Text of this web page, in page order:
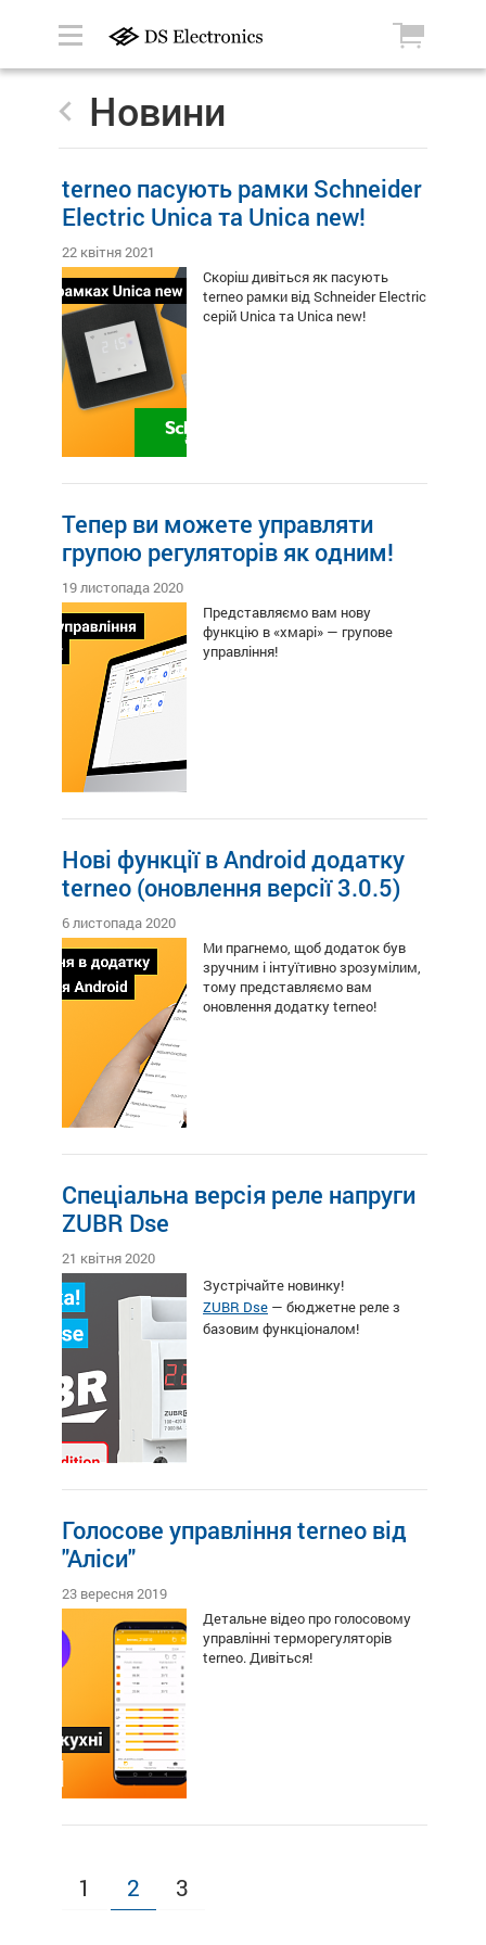
Новини
terneo пасують рамки Schneider
Electric Unica та Unica new!
22 квітня 2021
Скоріш дивіться як пасують
terneo рамки від Schneider Electric
сeрій Unica та Unica new!
Тепер ви можете управляти
групою регуляторів як одним!
19 листопада 2020
Представляємо вам нову
функцію в «хмарі» — групове
управління!
Нові функції в Android додатку
terneo (оновлення версії 3.0.5)
6 листопада 2020
Ми прагнемо, щоб додаток був
зручним і інтуїтивно зрозумілим,
тому представляємо вам
оновлення додатку terneo!
Спеціальна версія реле напруги
ZUBR Dse
21 квітня 2020
Зустрічайте новинку!
ZUBR Dse — бюджетне реле з
базовим функціоналом!
Голосове управління terneo від
"Аліси"
23 вересня 2019
Детальне відео про голосовому
управлінні терморегуляторів
terneo. Дивіться!
1 2 3